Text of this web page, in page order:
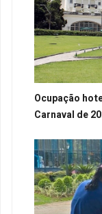
Ocupação
Carnaval de